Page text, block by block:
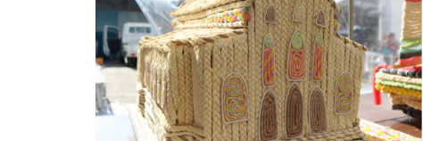
【NEW OPEN】Salon Ville